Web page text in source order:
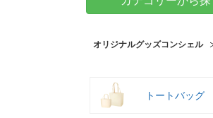
オリジナルグッズコンシェル
トートバッグ